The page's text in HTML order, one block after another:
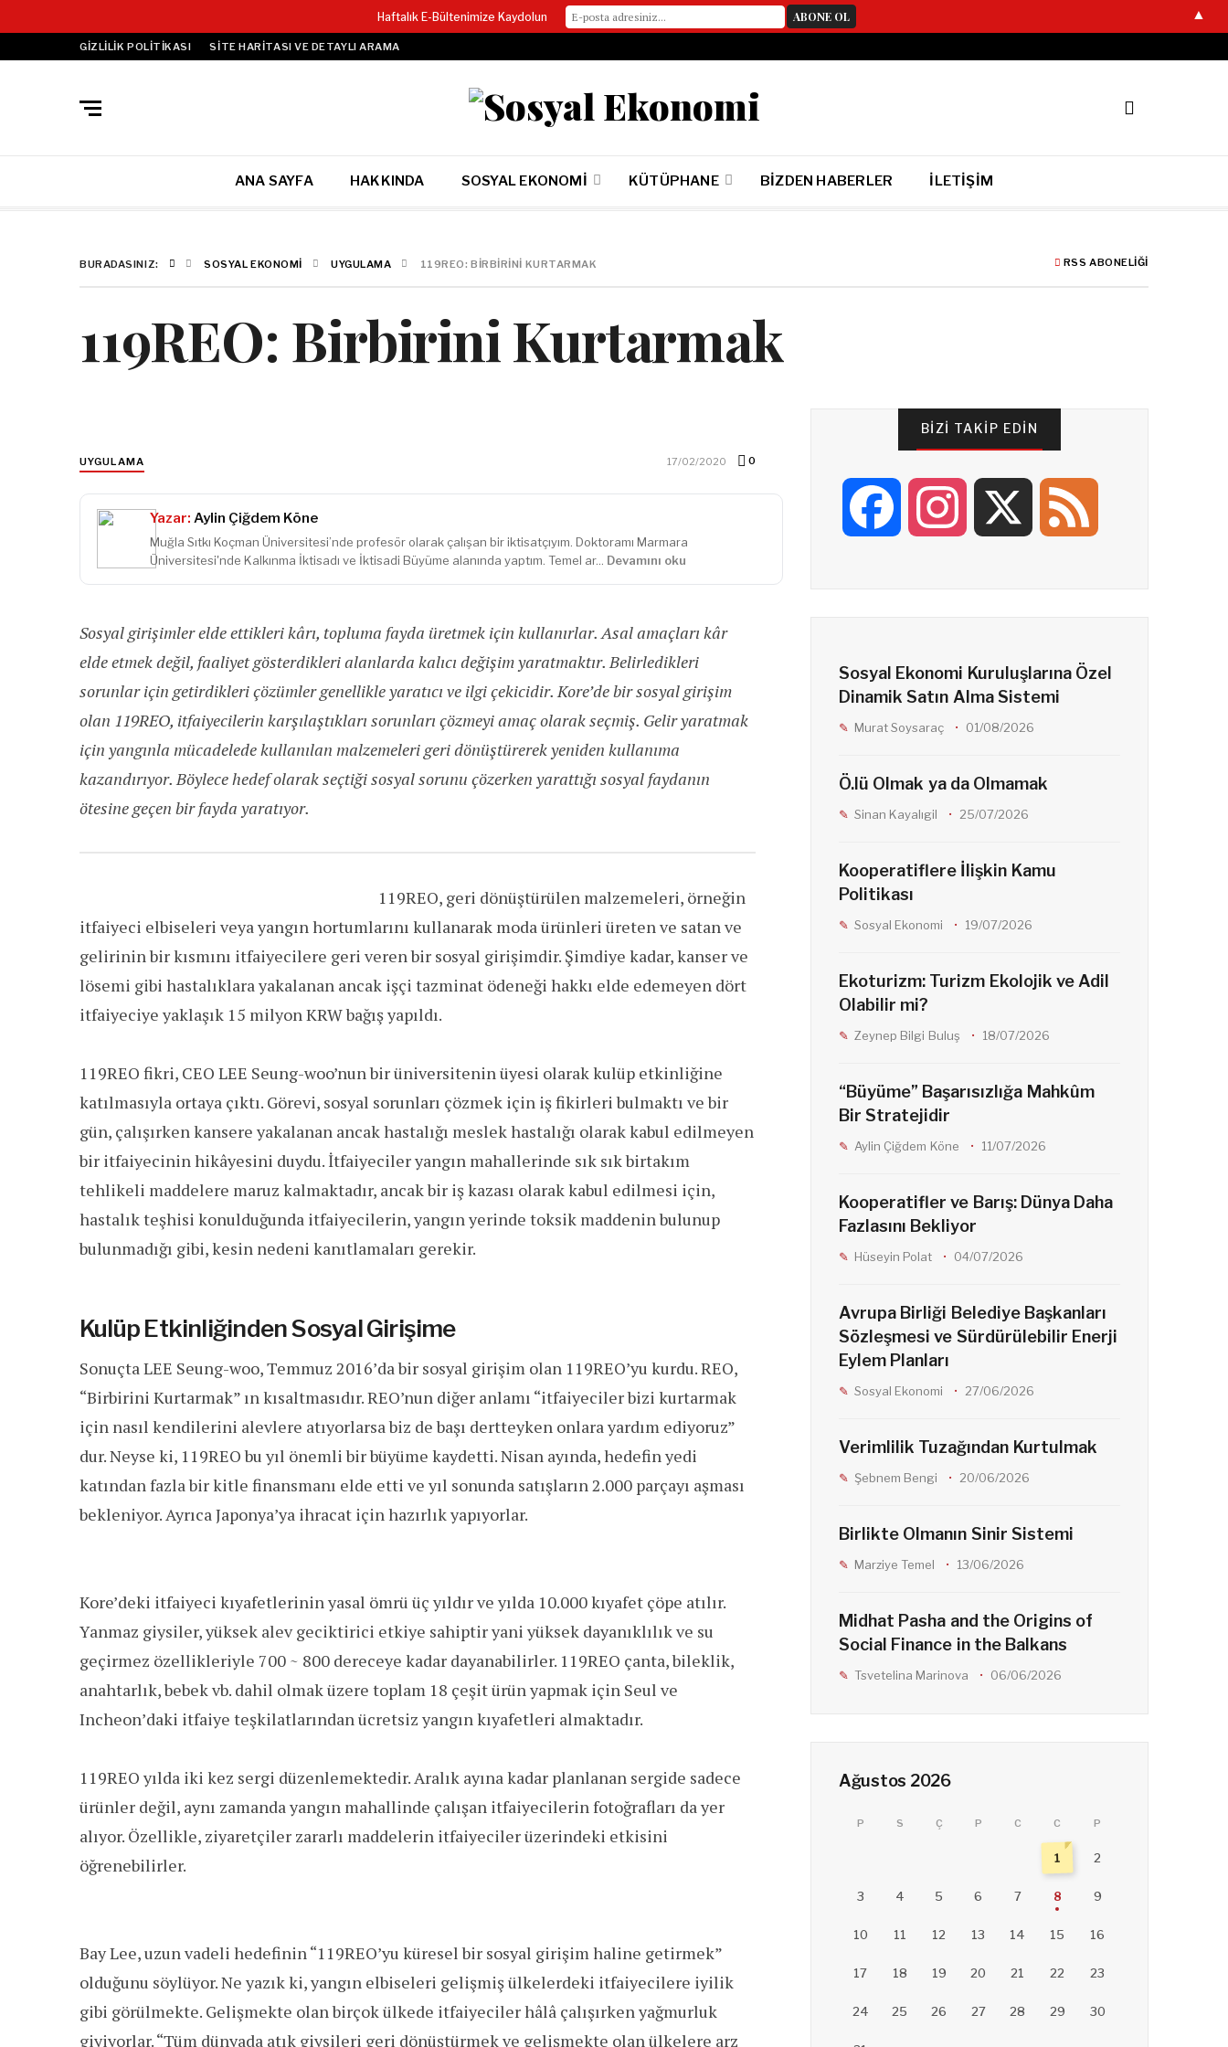
GIZLILIK POLITIKASI SITE HARITASI VE DETAYLI ARAMA
ANA SAYFA HAKKINDA SOSYAL EKONOMI KÜTÜPHANE BIZDEN HABERLER İLETIŞIM
BURADASINIZ: SOSYAL EKONOMI UYGULAMA 119REO: BIRBIRINI KURTARMAK RSS ABONELIĞI
119REO: Birbirini Kurtarmak
UYGULAMA 17/02/2020 0
Yazar: Aylin Çiğdem Köne
Muğla Sıtkı Koçman Üniversitesi’nde profesör olarak çalışan bir iktisatçıyım. Doktoramı Marmara
Üniversitesi'nde Kalkınma İktisadı ve İktisadi Büyüme alanında yaptım. Temel ar... Devamını oku
Sosyal girişimler elde ettikleri kârı, topluma fayda üretmek için kullanırlar. Asal amaçları kâr
elde etmek değil, faaliyet gösterdikleri alanlarda kalıcı değişim yaratmaktır. Belirledikleri
sorunlar için getirdikleri çözümler genellikle yaratıcı ve ilgi çekicidir. Kore’de bir sosyal girişim
olan 119REO, itfaiyecilerin karşılaştıkları sorunları çözmeyi amaç olarak seçmiş. Gelir yaratmak
için yangınla mücadelede kullanılan malzemeleri geri dönüştürerek yeniden kullanıma
kazandırıyor. Böylece hedef olarak seçtiği sosyal sorunu çözerken yarattığı sosyal faydanın
ötesine geçen bir fayda yaratıyor.
119REO, geri dönüştürülen malzemeleri, örneğin
itfaiyeci elbiseleri veya yangın hortumlarını kullanarak moda ürünleri üreten ve satan ve
gelirinin bir kısmını itfaiyecilere geri veren bir sosyal girişimdir. Şimdiye kadar, kanser ve
lösemi gibi hastalıklara yakalanan ancak işçi tazminat ödeneği hakkı elde edemeyen dört
itfaiyeciye yaklaşık 15 milyon KRW bağış yapıldı.
119REO fikri, CEO LEE Seung-woo’nun bir üniversitenin üyesi olarak kulüp etkinliğine
katılmasıyla ortaya çıktı. Görevi, sosyal sorunları çözmek için iş fikirleri bulmaktı ve bir
gün, çalışırken kansere yakalanan ancak hastalığı meslek hastalığı olarak kabul edilmeyen
bir itfaiyecinin hikâyesini duydu. İtfaiyeciler yangın mahallerinde sık ​​sık birtakım
tehlikeli maddelere maruz kalmaktadır, ancak bir iş kazası olarak kabul edilmesi için,
hastalık teşhisi konulduğunda itfaiyecilerin, yangın yerinde toksik maddenin bulunup
bulunmadığı gibi, kesin nedeni kanıtlamaları gerekir.
Kulüp Etkinliğinden Sosyal Girişime
Sonuçta LEE Seung-woo, Temmuz 2016’da bir sosyal girişim olan 119REO’yu kurdu. REO,
“Birbirini Kurtarmak” ın kısaltmasıdır. REO’nun diğer anlamı “itfaiyeciler bizi kurtarmak
için nasıl kendilerini alevlere atıyorlarsa biz de başı dertteyken onlara yardım ediyoruz”
dur. Neyse ki, 119REO bu yıl önemli bir büyüme kaydetti. Nisan ayında, hedefin yedi
katından fazla bir kitle finansmanı elde etti ve yıl sonunda satışların 2.000 parçayı aşması
bekleniyor. Ayrıca Japonya’ya ihracat için hazırlık yapıyorlar.
Kore’deki itfaiyeci kıyafetlerinin yasal ömrü üç yıldır ve yılda 10.000 kıyafet çöpe atılır.
Yanmaz giysiler, yüksek alev geciktirici etkiye sahiptir yani yüksek dayanıklılık ve su
geçirmez özellikleriyle 700 ~ 800 dereceye kadar dayanabilirler. 119REO çanta, bileklik,
anahtarlık, bebek vb. dahil olmak üzere toplam 18 çeşit ürün yapmak için Seul ve
Incheon’daki itfaiye teşkilatlarından ücretsiz yangın kıyafetleri almaktadır.
119REO yılda iki kez sergi düzenlemektedir. Aralık ayına kadar planlanan sergide sadece
ürünler değil, aynı zamanda yangın mahallinde çalışan itfaiyecilerin fotoğrafları da yer
alıyor. Özellikle, ziyaretçiler zararlı maddelerin itfaiyeciler üzerindeki etkisini
öğrenebilirler.
Bay Lee, uzun vadeli hedefinin “119REO’yu küresel bir sosyal girişim haline getirmek”
olduğunu söylüyor. Ne yazık ki, yangın elbiseleri gelişmiş ülkelerdeki itfaiyecilere iyilik
gibi görülmekte. Gelişmekte olan birçok ülkede itfaiyeciler hâlâ çalışırken yağmurluk
giyiyorlar. “Tüm dünyada atık giysileri geri dönüştürmek ve gelişmekte olan ülkelere arz
BIZI TAKIP EDIN
e
k
t
a
m
d
Sosyal Ekonomi Kuruluşlarına Özel
Dinamik Satın Alma Sistemi
Murat Soysaraç 01/08/2026
Ö.lü Olmak ya da Olmamak
Sinan Kayalıgil 25/07/2026
Kooperatiflere İlişkin Kamu
Politikası
Sosyal Ekonomi 19/07/2026
Ekoturizm: Turizm Ekolojik ve Adil
Olabilir mi?
Zeynep Bilgi Buluş 18/07/2026
“Büyüme” Başarısızlığa Mahkûm
Bir Stratejidir
Aylin Çiğdem Köne 11/07/2026
Kooperatifler ve Barış: Dünya Daha
Fazlasını Bekliyor
Hüseyin Polat 04/07/2026
Avrupa Birliği Belediye Başkanları
Sözleşmesi ve Sürdürülebilir Enerji
Eylem Planları
Sosyal Ekonomi 27/06/2026
Verimlilik Tuzağından Kurtulmak
Şebnem Bengi 20/06/2026
Birlikte Olmanın Sinir Sistemi
Marziye Temel 13/06/2026
Midhat Pasha and the Origins of
Social Finance in the Balkans
Tsvetelina Marinova 06/06/2026
Ağustos 2026
P S Ç P C C P
1 2
3 4 5 6 7 8 9
10 11 12 13 14 15 16
17 18 19 20 21 22 23
24 25 26 27 28 29 30
Haftalık E-Bültenimize Kaydolun ▲